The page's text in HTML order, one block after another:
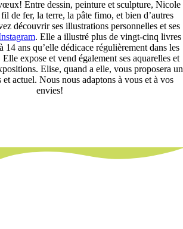
Entre dessin, peinture et sculpture, Nicole
de fer, la terre, la pâte fimo, et bien d’autres
découvrir ses illustrations personnelles et ses
. Elle a illustré plus de vingt-cinq livres
14 ans qu’elle dédicace régulièrement dans les
Elle expose et vend également ses aquarelles et
Elise, quand a elle, vous proposera un
actuel. Nous nous adaptons à vous et à vos
envies!